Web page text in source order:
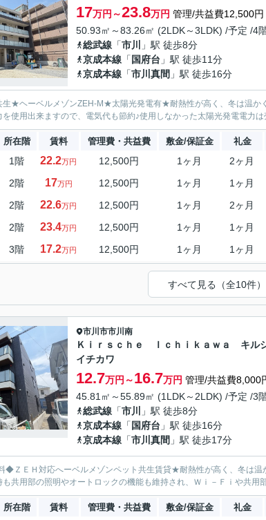
17万円～23.8万円 管理/共益費12,500円
50.93㎡～83.26㎡ (2LDK～3LDK) /予定 /4
総武線 「市川
」駅 徒歩8分
京成本線 「 国府台 」駅 徒歩11分
京成本線 「市川真間 」駅 徒歩16分
★ヘーベルメゾンZEH-M★太陽光発電有★耐熱性が高く、冬は温か
を使用出来ますので、電気代も節約♪使用しなかった太陽光発電電力
所在階 賃料 管理費・共益費 敷金/保証金 礼金
1階 22.2万円 12,500円 1ヶ月 2ヶ月
2階 17万円 12,500円 1ヶ月 1ヶ月
2階 22.6万円 12,500円 1ヶ月 2ヶ月
2階 23.4万円 12,500円 1ヶ月 1ヶ月
3階 17.2万円 12,500円 1ヶ月 1ヶ月
すべて見る（全10件）
市川市市川南
Ｋｉｒｓｃｈｅ Ｉｃｈｉｋａｗａ キル
イチカワ
12.7万円～16.7万円 管理/共益費8,000
45.81㎡～55.89㎡ (1LDK～2LDK) /予定 /3
総武線 「市川
」駅 徒歩8分
京成本線 「 国府台 」駅 徒歩16分
京成本線 「市川真間 」駅 徒歩17分
◆ＺＥＨ対応へーベルメゾンペット共生賃貸★耐熱性が高く、冬は温
共用部の照明やオートロックの機能も維持され、Ｗｉ－Ｆｉや共
所在階 賃料 管理費・共益費 敷金/保証金 礼金